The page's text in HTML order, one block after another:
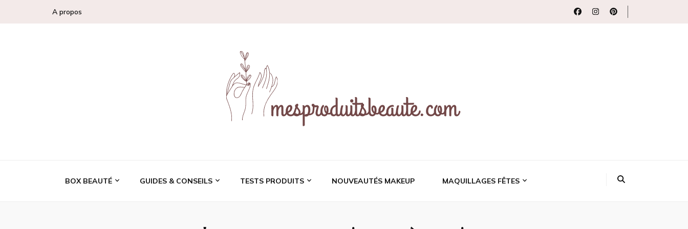
A propos
BOX BEAUTÉ GUIDES & CONSEILS TESTS PRODUITS NOUVEAUTÉS MAKEUP MAQUILLAGES FÊTES